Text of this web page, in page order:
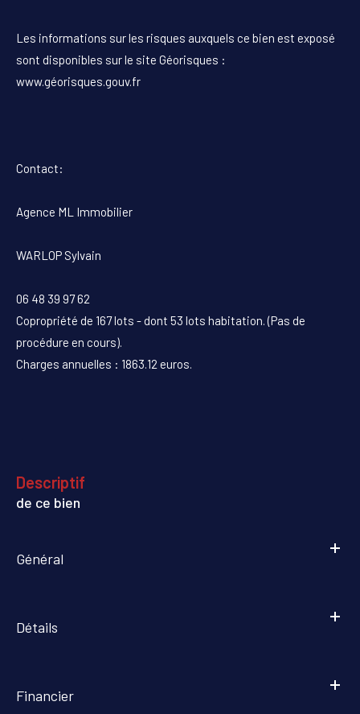
Les informations sur les risques auxquels ce bien est exposé
sont disponibles sur le site Géorisques :
www.géorisques.gouv.fr
Contact:
Agence ML Immobilier
WARLOP Sylvain
06 48 39 97 62
Copropriété de 167 lots - dont 53 lots habitation. (Pas de
procédure en cours).
Charges annuelles : 1863.12 euros.
descriptif
de ce bien
Général
Détails
Financier